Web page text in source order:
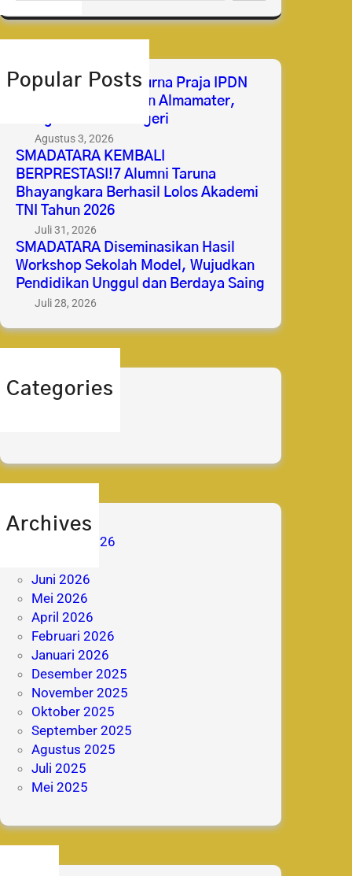
a
h
Popular Posts
Selamat & Sukses Purna Praja IPDN
2026 Membanggakan Almamater,
Mengabdi untuk Negeri
Agustus 3, 2026
SMADATARA KEMBALI
BERPRESTASI!7 Alumni Taruna
Bhayangkara Berhasil Lolos Akademi
TNI Tahun 2026
Juli 31, 2026
SMADATARA Diseminasikan Hasil
Workshop Sekolah Model, Wujudkan
Pendidikan Unggul dan Berdaya Saing
Juli 28, 2026
Categories
Archives
Agustus 2026
Juni 2026
Mei 2026
April 2026
Februari 2026
Januari 2026
Desember 2025
November 2025
Oktober 2025
September 2025
Agustus 2025
Juli 2025
Mei 2025